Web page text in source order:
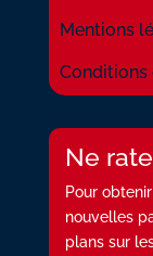
Mentions
Conditions
Ne
Pour
nouvelles
plans sur